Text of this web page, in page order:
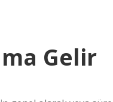
Gelir